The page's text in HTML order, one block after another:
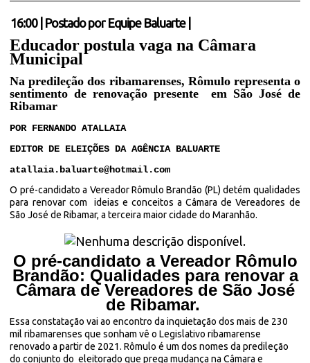
16:00| Postado por Equipe Baluarte
Educador postula vaga na Câmara
Municipal
Na predileção dos ribamarenses, Rômulo representa o
sentimento de renovação presente em São José de
Ribamar
POR FERNANDO ATALLAIA
EDITOR DE ELEIÇÕES DA AGÊNCIA BALUARTE
atallaia.baluarte@hotmail.com
O pré-candidato a Vereador Rômulo Brandão (PL) detém qualidades
para renovar com
ideias e conceitos a Câmara de Vereadores de
São José de Ribamar, a terceira maior cidade do Maranhão.
O pré-candidato a Vereador Rômulo
Brandão: Qualidades para renovar a
Câmara de Vereadores de São José
de Ribamar.
Essa constatação vai ao encontro da inquietação dos mais de 230
mil ribamarenses que sonham vê o Legislativo ribamarense
renovado a partir de 2021. Rômulo é um dos nomes da predileção
do conjunto do eleitorado que prega mudança na Câmara e